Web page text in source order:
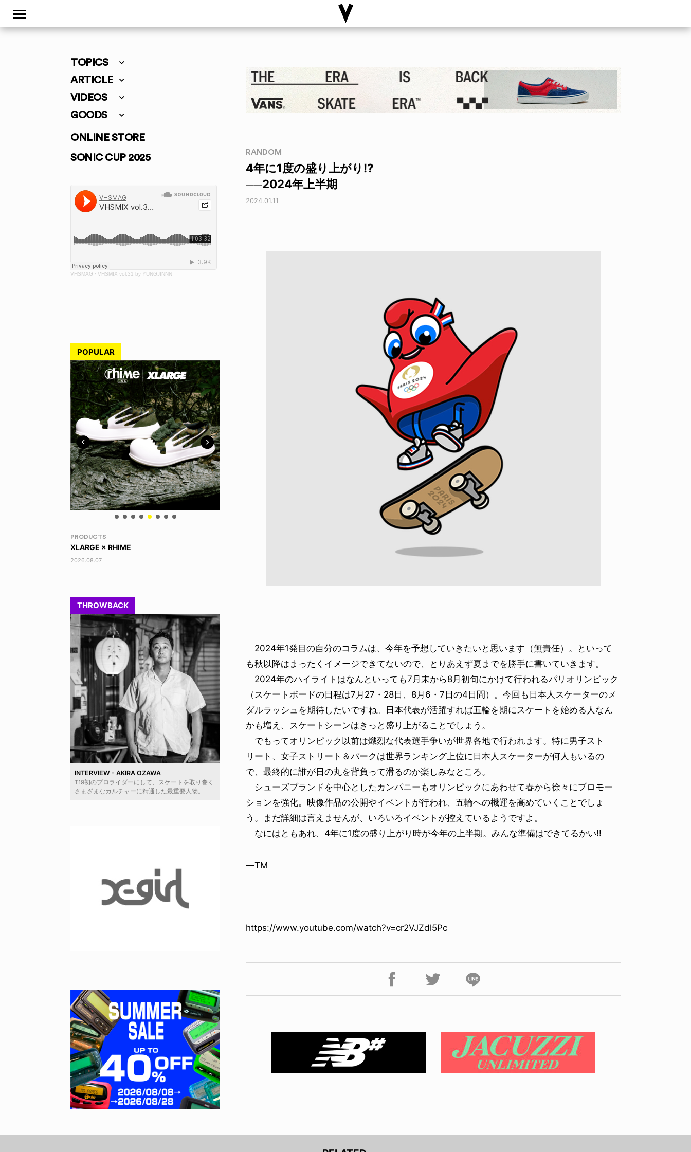
TOPICS
ARTICLE
VIDEOS
GOODS
ONLINE STORE
SONIC CUP 2025
VHSMAG · VHSMIX vol.31 by YUNGJINNN
POPULAR
VOICE OF FREEDOM
AKIRA OZAWA / 尾澤 彰
2021.09.02
TOBY RYAN - PRO FOR REAL
THROWBACK
INTERVIEW - AKIRA OZAWA
T19初のプロライダーにして、スケートを取り巻く
さまざまなカルチャーに精通した最重要人物。
RANDOM
4年に1度の盛り上がり!?
──2024年上半期
2024.01.11
2024年1発目の自分のコラムは、今年を予想していきたいと思います（無責任）。といって
も秋以降はまったくイメージできてないので、とりあえず夏までを勝手に書いていきます。
2024年のハイライトはなんといっても7月末から8月初旬にかけて行われるパリオリンピック
（スケートボードの日程は7月27・28日、8月6・7日の4日間）。今回も日本人スケーターのメ
ダルラッシュを期待したいですね。日本代表が活躍すれば五輪を期にスケートを始める人なん
かも増え、スケートシーンはきっと盛り上がることでしょう。
でもってオリンピック以前は熾烈な代表選手争いが世界各地で行われます。特に男子スト
リート、女子ストリート＆パークは世界ランキング上位に日本人スケーターが何人もいるの
で、最終的に誰が日の丸を背負って滑るのか楽しみなところ。
シューズブランドを中心としたカンパニーもオリンピックにあわせて春から徐々にプロモー
ションを強化。映像作品の公開やイベントが行われ、五輪への機運を高めていくことでしょ
う。まだ詳細は言えませんが、いろいろイベントが控えているようですよ。
なにはともあれ、4年に1度の盛り上がり時が今年の上半期。みんな準備はできてるかい!!
—TM
https://www.youtube.com/watch?v=cr2VJZdl5Pc